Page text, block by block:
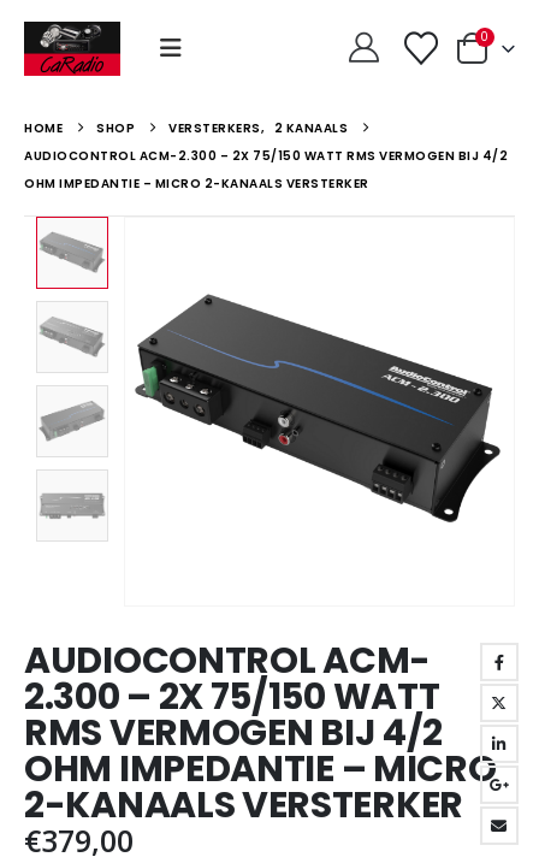
0
HOME SHOP VERSTERKERS,
2 KANAALS
AUDIOCONTROL ACM-2.300 – 2X 75/150 WATT RMS VERMOGEN BIJ 4/2
OHM IMPEDANTIE – MICRO 2-KANAALS VERSTERKER
AUDIOCONTROL ACM-
2.300 – 2X 75/150 WATT
RMS VERMOGEN BIJ 4/2
OHM IMPEDANTIE – MICRO
2-KANAALS VERSTERKER
€379,00